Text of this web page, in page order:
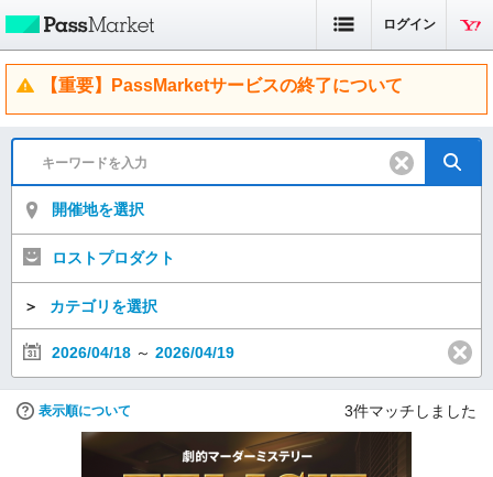
ログイン
【重要】PassMarketサービスの終了について
開催地を選択
ロストプロダクト
＞ カテゴリを選択
2026/04/18 ～ 2026/04/19
表示順について 3件マッチしました